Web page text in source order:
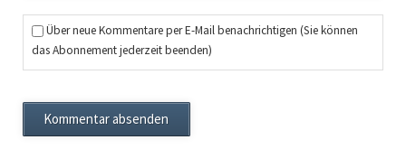
Über neue Kommentare per E-Mail benachrichtigen (Sie können
das Abonnement jederzeit beenden)
Kommentar absenden